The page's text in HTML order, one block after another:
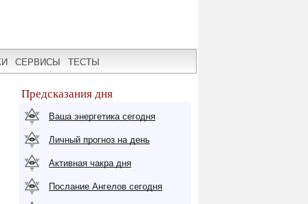
СЕРВИСЫ ТЕСТЫ
Предсказания дня
Ваша энергетика сегодня
Личный прогноз на день
Активная чакра дня
Послание Ангелов сегодня